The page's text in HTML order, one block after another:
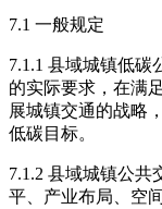
7.1 一般规定
7.1.1 县域城镇低碳
的实际要求，在满
展城镇交通的战略
低碳目标。
7.1.2 县域城镇公共
平、产业布局、空